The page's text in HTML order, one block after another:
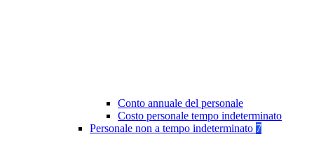
Conto annuale del personale
Costo personale tempo indeterminato
Personale non a tempo indeterminato 7